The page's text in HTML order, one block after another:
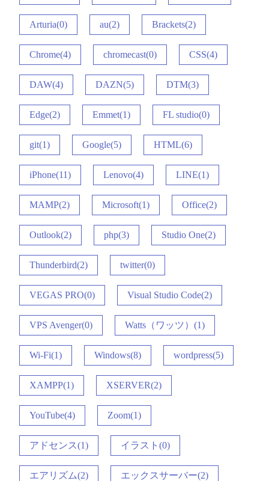
Arturia(0) au(2) Brackets(2)
Chrome(4) chromecast(0) CSS(4)
DAW(4) DAZN(5) DTM(3)
Edge(2) Emmet(1) FL studio(0)
git(1) Google(5) HTML(6)
iPhone(11) Lenovo(4) LINE(1)
MAMP(2) Microsoft(1) Office(2)
Outlook(2) php(3) Studio One(2)
Thunderbird(2) twitter(0)
VEGAS PRO(0) Visual Studio Code(2)
VPS Avenger(0) Watts（ワッツ）(1)
Wi-Fi(1) Windows(8) wordpress(5)
XAMPP(1) XSERVER(2)
YouTube(4) Zoom(1)
アドセンス(1) イラスト(0)
エアリズム(2) エックスサーバー(2)